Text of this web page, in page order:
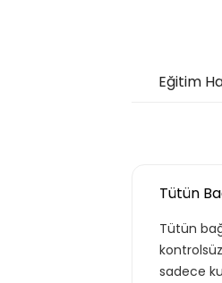
Eğitim
Tütün
Tütün
sadece